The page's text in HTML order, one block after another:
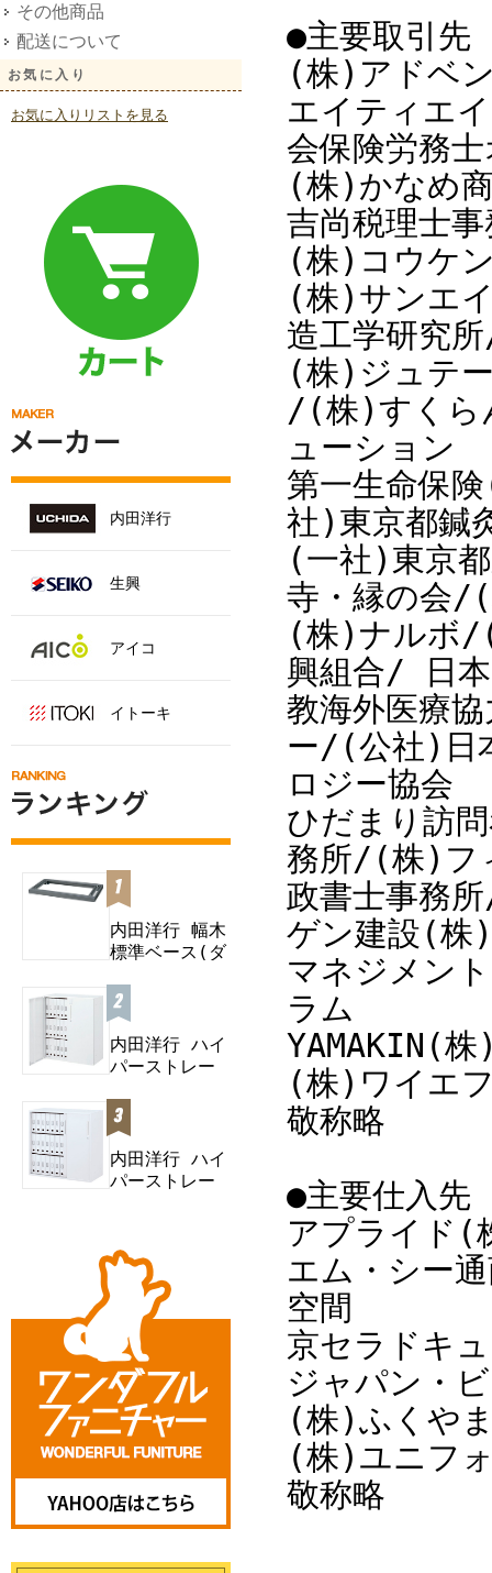
その他商品
配送について
お気に入り
お気に入りリストを見る
内田洋行
生興
アイコ
イトーキ
内田洋行 幅木
標準ベース(ダ
内田洋行 ハイ
パーストレー
内田洋行 ハイ
パーストレー
●主要取引先
(株)アドベ
エイティエ
会保険労務
(株)かなめ
吉尚税理士
(株)コウケ
(株)サンエ
造工学研究
(株)ジュテ
/(株)すくら
ューション
第一生命保
社)東京都鍼
(一社)東京
寺・縁の会/
(株)ナルボ/(
興組合/ 日
教海外医療
ー/(公社)日
ロジー協会
ひだまり訪
務所/(株)フ
政書士事務
ゲン建設(株)
マネジメン
ラム
YAMAKIN(
(株)ワイエ
敬称略
●主要仕入先
アプライド
エム・シー
空間
京セラドキ
ジャパン・
(株)ふくや
(株)ユニフ
敬称略